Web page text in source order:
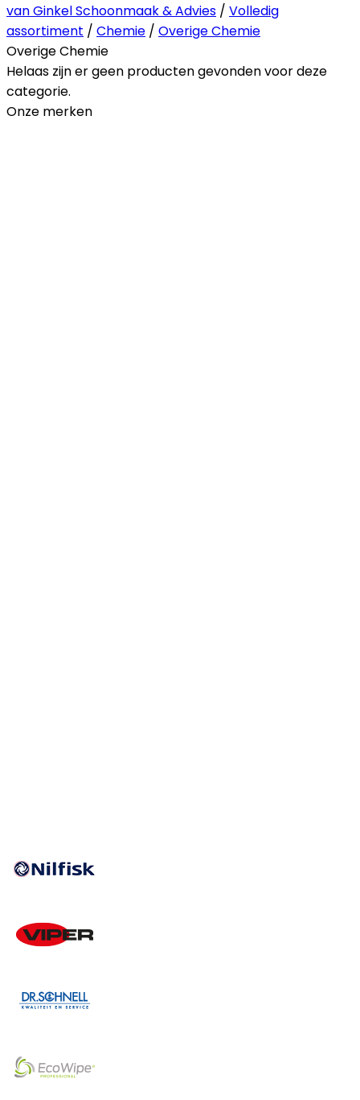
van Ginkel Schoonmaak & Advies / Volledig
assortiment / Chemie / Overige Chemie
Overige Chemie
Helaas zijn er geen producten gevonden voor deze
categorie.
Onze merken